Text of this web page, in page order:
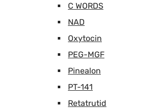
C WORDS
NAD
Oxytocin
PEG-MGF
Pinealon
PT-141
Retatrutid